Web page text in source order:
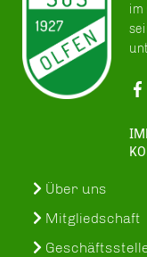
im
Über uns
Mitgliedschaft